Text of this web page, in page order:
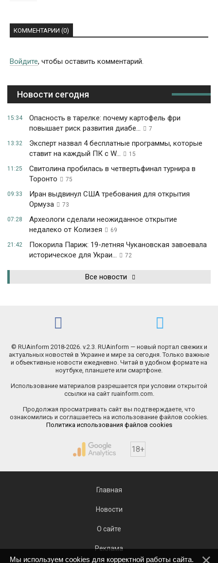
КОММЕНТАРИИ (0)
Войдите, чтобы оставить комментарий.
Новости сегодня
15:34
Опасность в тарелке: почему картофель фри
повышает риск развития диабе...
7
13:32
Эксперт назвал 4 бесплатные программы, которые
ставит на каждый ПК с W...
15
11:25
Свитолина пробилась в четвертьфинал турнира в
Торонто
75
09:33
Иран выдвинул США требования для открытия
Ормуза
73
07:28
Археологи сделали неожиданное открытие
недалеко от Колизея
69
21:42
Покорила Париж: 19-летняя Чукановская завоевала
историческое для Украи...
72
Все новости
© RUAinform 2018-2026. v.2.3. RUAinform — новый портал свежих и
актуальных новостей в Украине и мире за сегодня. Только важные
и объективные новости ежедневно. Читай в удобном формате на
ноутбуке, планшете или смартфоне.
Использование материалов разрешается при условии открытой
ссылки на сайт ruainform.com.
Продолжая просматривать сайт вы подтверждаете, что
ознакомились и соглашаетесь на использование файлов cookies.
Политика использования файлов cookies
18+
Главная
Новости
О сайте
Реклама
Мы используем cookies для корректной работы сайта.